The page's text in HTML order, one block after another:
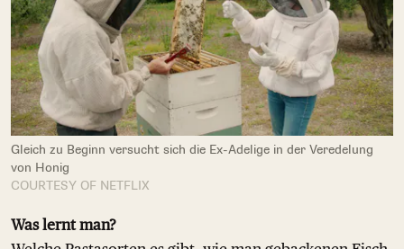
Gleich zu Beginn versucht sich die Ex-Adelige in der Veredelung
von Honig
COURTESY OF NETFLIX
Was lernt man?